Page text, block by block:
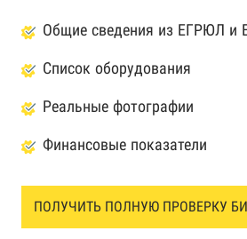
Общие сведения из ЕГРЮЛ и
Список оборудования
Реальные фотографии
Финансовые показатели
ПОЛУЧИТЬ ПОЛНУЮ ПРОВЕРКУ